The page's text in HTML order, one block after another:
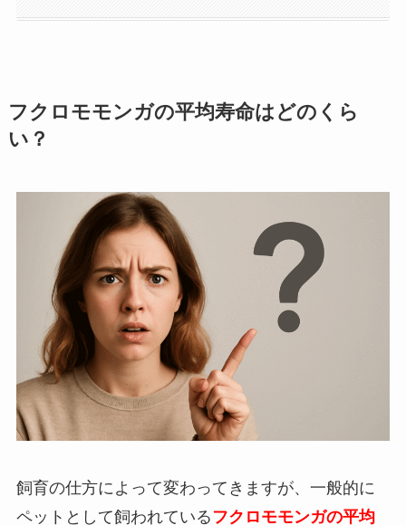
フクロモモンガの平均寿命はどのくら
い？
飼育の仕方によって変わってきますが、 一般的に
ペットとして飼われている フクロモモンガの平均